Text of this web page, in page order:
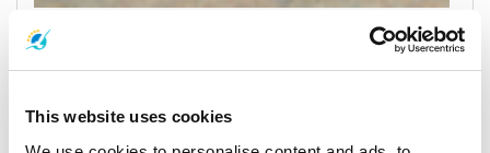
This website uses cookies
Koh Samui
All Prices & Schedules